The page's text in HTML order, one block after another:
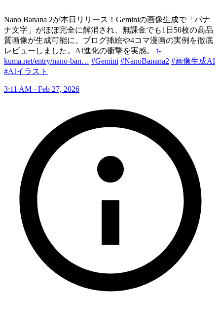
Nano Banana 2が本日リリース！Geminiの画像生成で「バナ
ナ文字」がほぼ完全に解消され、無課金でも1日50枚の高品
質画像が生成可能に。ブログ挿絵や4コマ漫画の実例を徹底
レビューしました。AI進化の衝撃を実感。 t-
kuma.net/entry/nano-ban… #Gemini #NanoBanana2 #画像生成AI
#AIイラスト
3:11 AM · Feb 27, 2026